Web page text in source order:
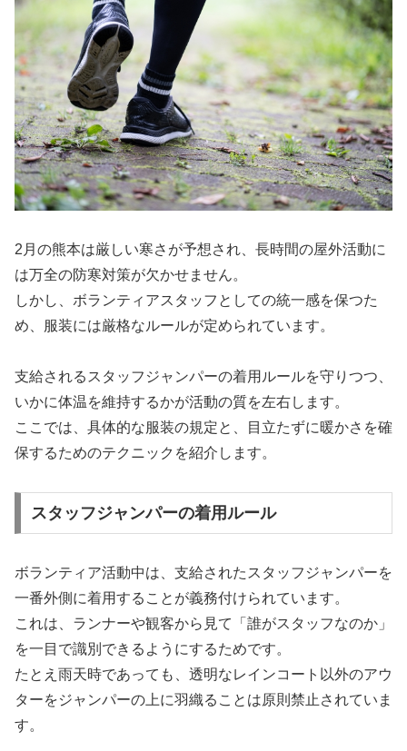
2月の熊本は厳しい寒さが予想され、長時間の屋外活動に
は万全の防寒対策が欠かせません。
しかし、ボランティアスタッフとしての統一感を保つた
め、服装には厳格なルールが定められています。
支給されるスタッフジャンパーの着用ルールを守りつつ、
いかに体温を維持するかが活動の質を左右します。
ここでは、具体的な服装の規定と、目立たずに暖かさを確
保するためのテクニックを紹介します。
スタッフジャンパーの着用ルール
ボランティア活動中は、支給されたスタッフジャンパーを
一番外側に着用することが義務付けられています。
これは、ランナーや観客から見て「誰がスタッフなのか」
を一目で識別できるようにするためです。
たとえ雨天時であっても、透明なレインコート以外のアウ
ターをジャンパーの上に羽織ることは原則禁止されていま
す。